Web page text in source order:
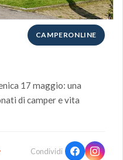
CAMPERONLINE
17 maggio: una
di camper e vita
Condividi